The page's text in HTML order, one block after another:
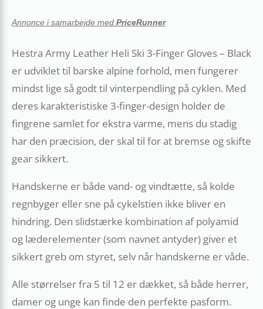
Annonce i samarbejde med PriceRunner
Hestra Army Leather Heli Ski 3-Finger Gloves – Black
er udviklet til barske alpine forhold, men fungerer
mindst lige så godt til vinterpendling på cyklen. Med
deres karakteristiske 3-finger-design holder de
fingrene samlet for ekstra varme, mens du stadig
har den præcision, der skal til for at bremse og skifte
gear sikkert.
Handskerne er både vand- og vindtætte, så kolde
regnbyger eller sne på cykelstien ikke bliver en
hindring. Den slidstærke kombination af polyamid
og læderelementer (som navnet antyder) giver et
sikkert greb om styret, selv når handskerne er våde.
Alle størrelser fra 5 til 12 er dækket, så både herrer,
damer og unge kan finde den perfekte pasform.